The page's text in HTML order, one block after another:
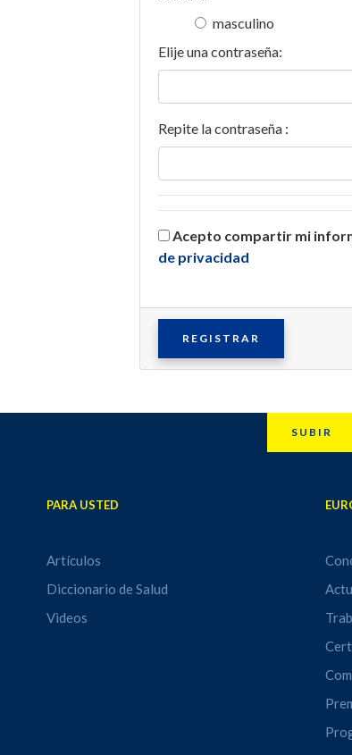
masculino
Elije una contraseña:
Repite la contraseña :
Acepto compartir mi
de privacidad
REGISTRAR
SUBIR
PARA USTED
Artículos
Diccionario de Salud
Videos